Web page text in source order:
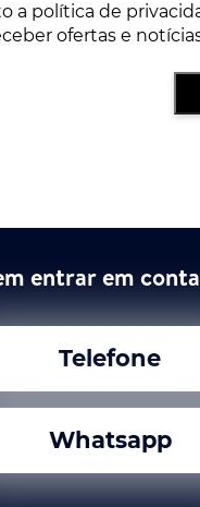
a política de
ofertas e
entrar em
Telefone
Whatsapp